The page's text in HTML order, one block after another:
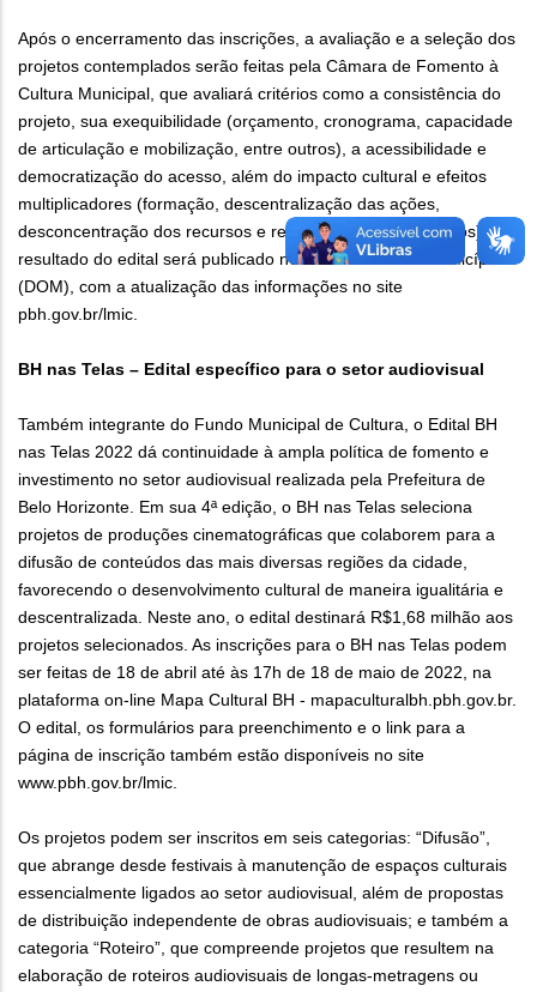
Após o encerramento das inscrições, a avaliação e a seleção dos
projetos contemplados serão feitas pela Câmara de Fomento à
Cultura Municipal, que avaliará critérios como a consistência do
projeto, sua exequibilidade (orçamento, cronograma, capacidade
de articulação e mobilização, entre outros), a acessibilidade e
democratização do acesso, além do impacto cultural e efeitos
multiplicadores (formação, descentralização das ações,
desconcentração dos recursos e retorno social, entre outros). O
resultado do edital será publicado no Diário Oficial do Município
(DOM), com a atualização das informações no site
pbh.gov.br/lmic.
BH nas Telas – Edital específico para o setor audiovisual
Também integrante do Fundo Municipal de Cultura, o Edital BH
nas Telas 2022 dá continuidade à ampla política de fomento e
investimento no setor audiovisual realizada pela Prefeitura de
Belo Horizonte. Em sua 4ª edição, o BH nas Telas seleciona
projetos de produções cinematográficas que colaborem para a
difusão de conteúdos das mais diversas regiões da cidade,
favorecendo o desenvolvimento cultural de maneira igualitária e
descentralizada. Neste ano, o edital destinará R$1,68 milhão aos
projetos selecionados. As inscrições para o BH nas Telas podem
ser feitas de 18 de abril até às 17h de 18 de maio de 2022, na
plataforma on-line Mapa Cultural BH - mapaculturalbh.pbh.gov.br.
O edital, os formulários para preenchimento e o link para a
página de inscrição também estão disponíveis no site
www.pbh.gov.br/lmic.
Os projetos podem ser inscritos em seis categorias: “Difusão”,
que abrange desde festivais à manutenção de espaços culturais
essencialmente ligados ao setor audiovisual, além de propostas
de distribuição independente de obras audiovisuais; e também a
categoria “Roteiro”, que compreende projetos que resultem na
elaboração de roteiros audiovisuais de longas-metragens ou